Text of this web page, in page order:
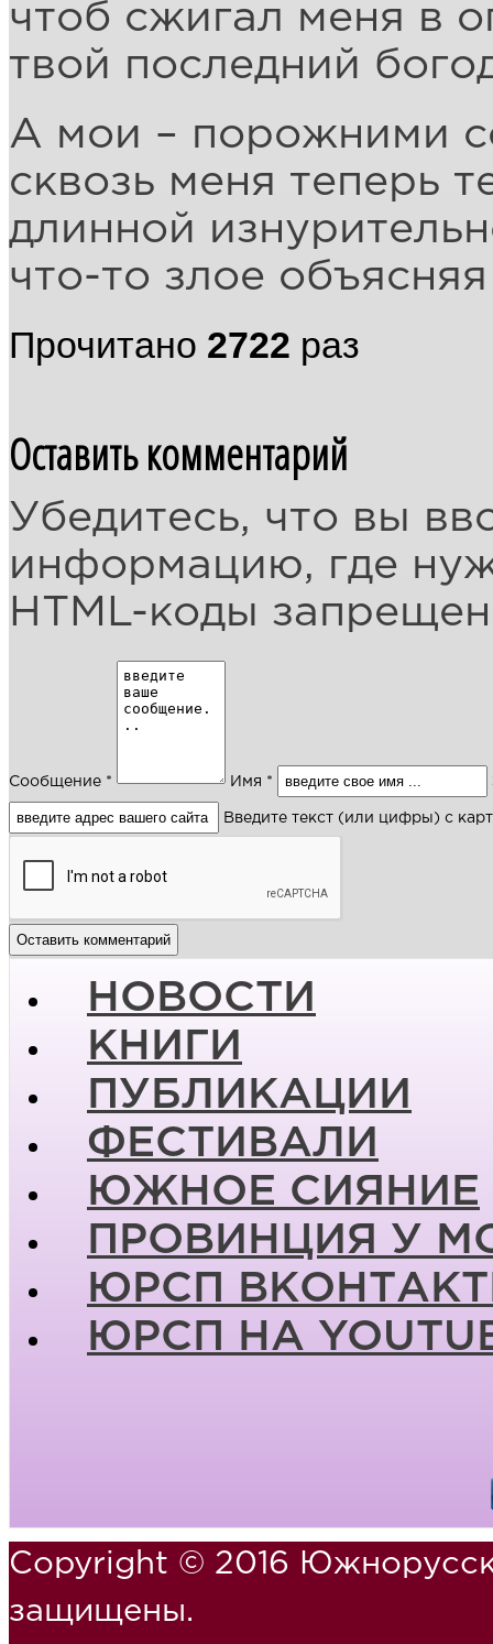
чтоб сжигал меня в
твой последний
А мои – порожними
сквозь меня теперь
длинной
что-то злое
Прочитано 2722 раз
Оставить комментарий
Убедитесь, что вы
информацию, где
HTML-коды
Сообщение * Имя *
Введите текст (или цифры) с
НОВОСТИ
КНИГИ
ПУБЛИКАЦИИ
ФЕСТИВАЛИ
ЮЖНОЕ СИЯНИЕ
ПРОВИНЦИЯ У
ЮРСП
ЮРСП НА
Copyright © 2016
защищены.